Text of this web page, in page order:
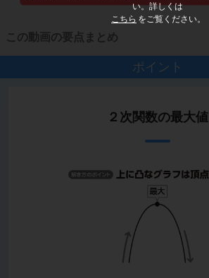
い。詳しくは
こちら をご覧ください。
この動画の要点まとめ
ポイント
２次関数の最大値